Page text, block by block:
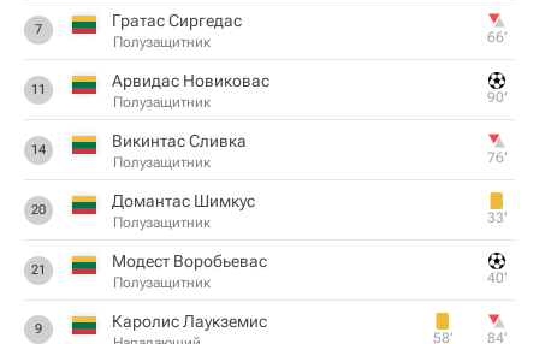
7 Гратас Сиргедас
Полузащитник 66‎’‎
11 Арвидас Новиковас
Полузащитник 90‎’‎
14 Викинтас Сливка
Полузащитник 76‎’‎
20 Домантас Шимкус
Полузащитник 33‎’‎
21 Модест Воробьевас
Полузащитник 40‎’‎
9 Каролис Лаукземис
58‎’‎ 84‎’‎